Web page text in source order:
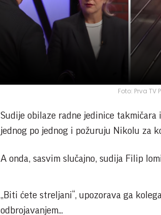
Foto: Prva TV
Sudije obilaze radne jedinice
jednog po jednog i požuruju Nikolu za
A onda, sasvim slučajno, sudija Filip
„Biti ćete streljani“, upozorava ga
odbrojavanjem...